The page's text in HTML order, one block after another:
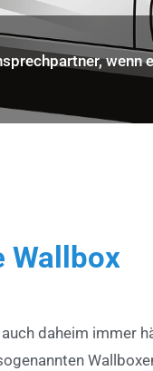
wenn
Wallbox
daheim immer